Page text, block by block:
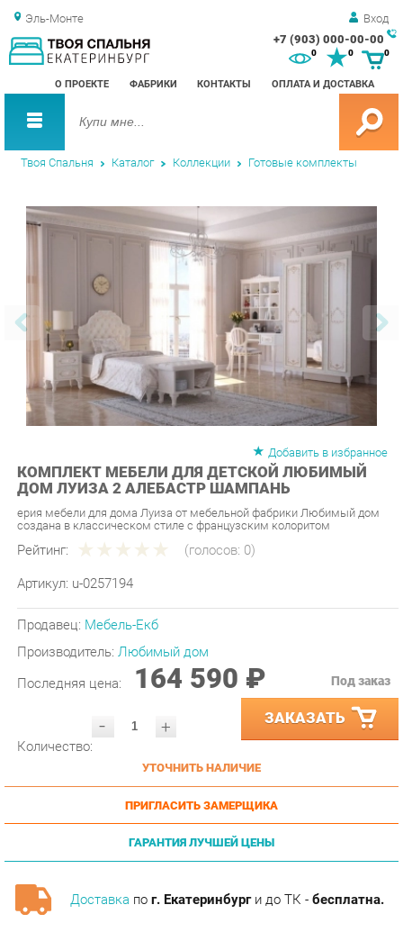
Эль-Монте Вход
+7 (903) 000-00-00
О ПРОЕКТЕ ФАБРИКИ КОНТАКТЫ ОПЛАТА И ДОСТАВКА
0 0
Твоя Спальня Каталог Коллекции Готовые комплекты
КОМПЛЕКТ МЕБЕЛИ ДЛЯ ДЕТСКОЙ ЛЮБИМЫЙ
ДОМ ЛУИЗА 2 АЛЕБАСТР ШАМПАНЬ
ерия мебели для дома Луиза от мебельной фабрики Любимый дом
Рейтинг: (голосов:0)
Артикул: u-0257194
Производитель:Любимый дом
Последняя цена: 164 590 ₽
- ЗАКАЗАТЬ
УТОЧНИТЬ НАЛИЧИЕ
ПРИГЛАСИТЬ ЗАМЕРЩИКА
ГАРАНТИЯ ЛУЧШЕЙ ЦЕНЫ
Доставкапог. Екатеринбурги до ТК -бесплатна.